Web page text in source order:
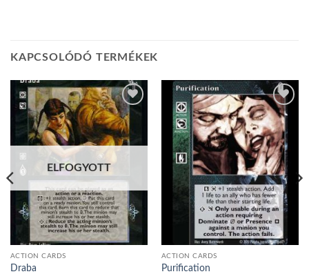
KAPCSOLÓDÓ TERMÉKEK
Add to
wishlist
ELFOGYOTT
ACTION CARDS
Draba
Add to
wishlist
ACTION CARDS
Purification